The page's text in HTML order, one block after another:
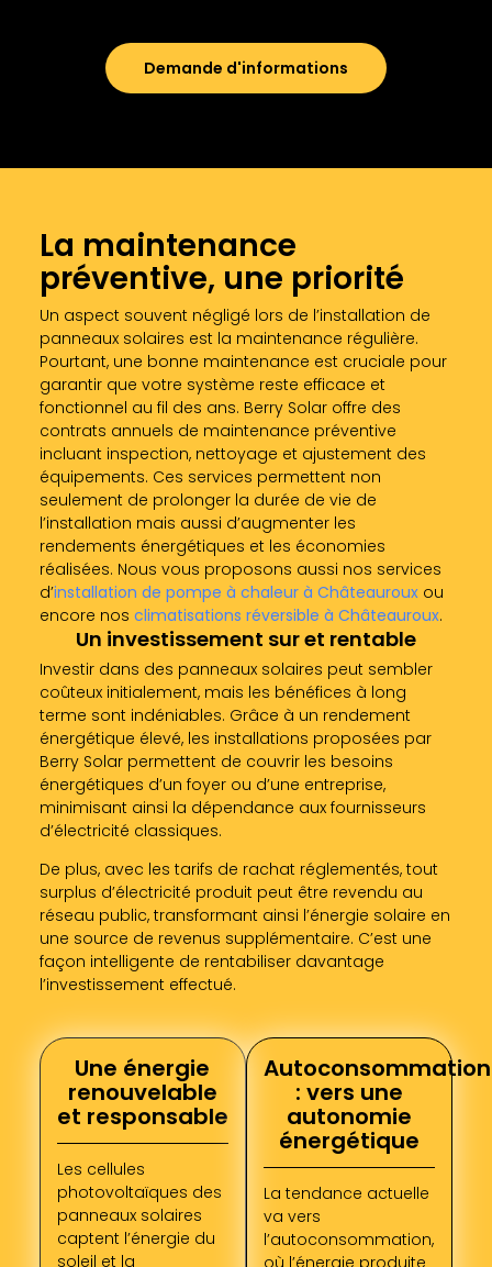
Demande d'informations
La maintenance
préventive, une priorité
Un aspect souvent négligé lors de l’installation de
panneaux solaires est la maintenance régulière.
Pourtant, une bonne maintenance est cruciale pour
garantir que votre système reste efficace et
fonctionnel au fil des ans. Berry Solar offre des
contrats annuels de maintenance préventive
incluant inspection, nettoyage et ajustement des
équipements. Ces services permettent non
seulement de prolonger la durée de vie de
l’installation mais aussi d’augmenter les
rendements énergétiques et les économies
réalisées. Nous vous proposons aussi nos services
d’installation de pompe à chaleur à Châteaurouxou
encore nos climatisations réversible à Châteauroux.
Un investissement sur et rentable
Investir dans des panneaux solaires peut sembler
coûteux initialement, mais les bénéfices à long
terme sont indéniables. Grâce à un rendement
énergétique élevé, les installations proposées par
Berry Solar permettent de couvrir les besoins
énergétiques d’un foyer ou d’une entreprise,
minimisant ainsi la dépendance aux fournisseurs
d’électricité classiques.
De plus, avec les tarifs de rachat réglementés, tout
surplus d’électricité produit peut être revendu au
réseau public, transformant ainsi l’énergie solaire en
une source de revenus supplémentaire. C’est une
façon intelligente de rentabiliser davantage
l’investissement effectué.
Une énergie
renouvelable
et responsable
Les cellules
photovoltaïques des
panneaux solaires
captent l’énergie du
soleil et la
Autoconsommation
: vers une
autonomie
énergétique
La tendance actuelle
va vers
l’autoconsommation,
où l’énergie produite